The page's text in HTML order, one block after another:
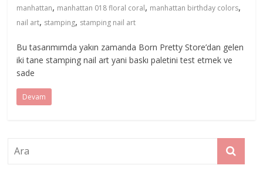
manhattan, manhattan 018 floral coral, manhattan birthday colors,
nail art, stamping, stamping nail art
Bu tasarımımda yakın zamanda Born Pretty Store’dan gelen
iki tane stamping nail art yani baskı paletini test etmek ve
sade
Devam